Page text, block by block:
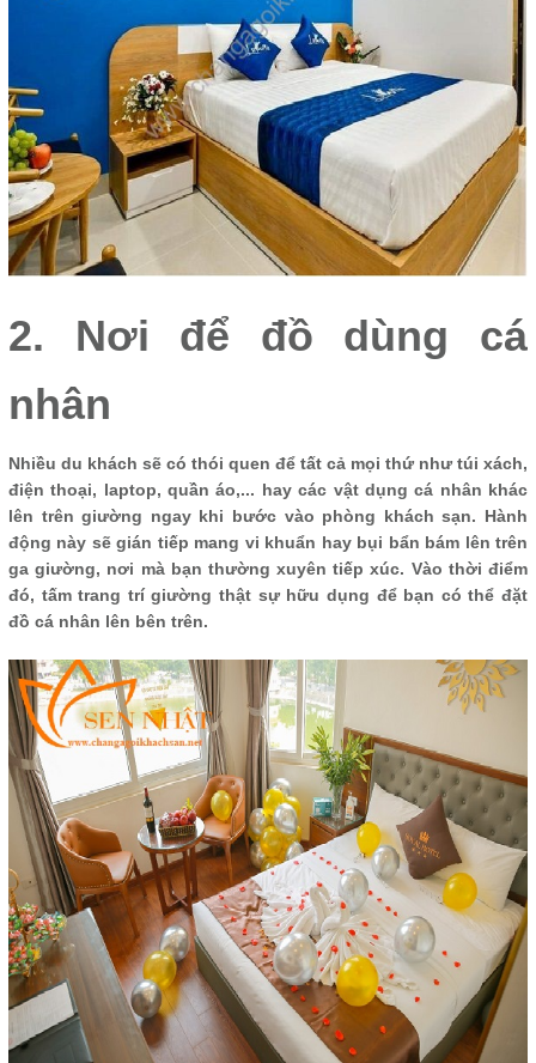
2. Nơi để đồ dùng cá
nhân
Nhiều du khách sẽ có thói quen để tất cả mọi thứ như túi xách,
điện thoại, laptop, quần áo,... hay các vật dụng cá nhân khác
lên trên giường ngay khi bước vào phòng khách sạn. Hành
động này sẽ gián tiếp mang vi khuẩn hay bụi bẩn bám lên trên
ga giường, nơi mà bạn thường xuyên tiếp xúc. Vào thời điểm
đó, tấm trang trí giường thật sự hữu dụng để bạn có thể đặt
đồ cá nhân lên bên trên.